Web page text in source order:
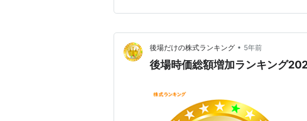
後場だけの株式ランキング • 5年前
後場時価総額増加ランキング